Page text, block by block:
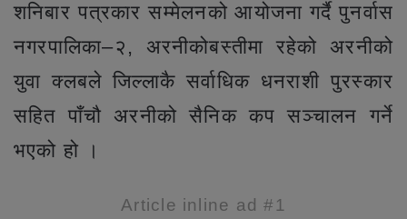
शनिबार पत्रकार सम्मेलनको आयोजना गर्दै पुनर्वास
नगरपालिका–२, अरनीकोबस्तीमा रहेको अरनीको
युवा क्लबले जिल्लाकै सर्वाधिक धनराशी पुरस्कार
सहित पाँचौ अरनीको सैनिक कप सञ्चालन गर्ने
भएको हो ।
Article inline ad #1